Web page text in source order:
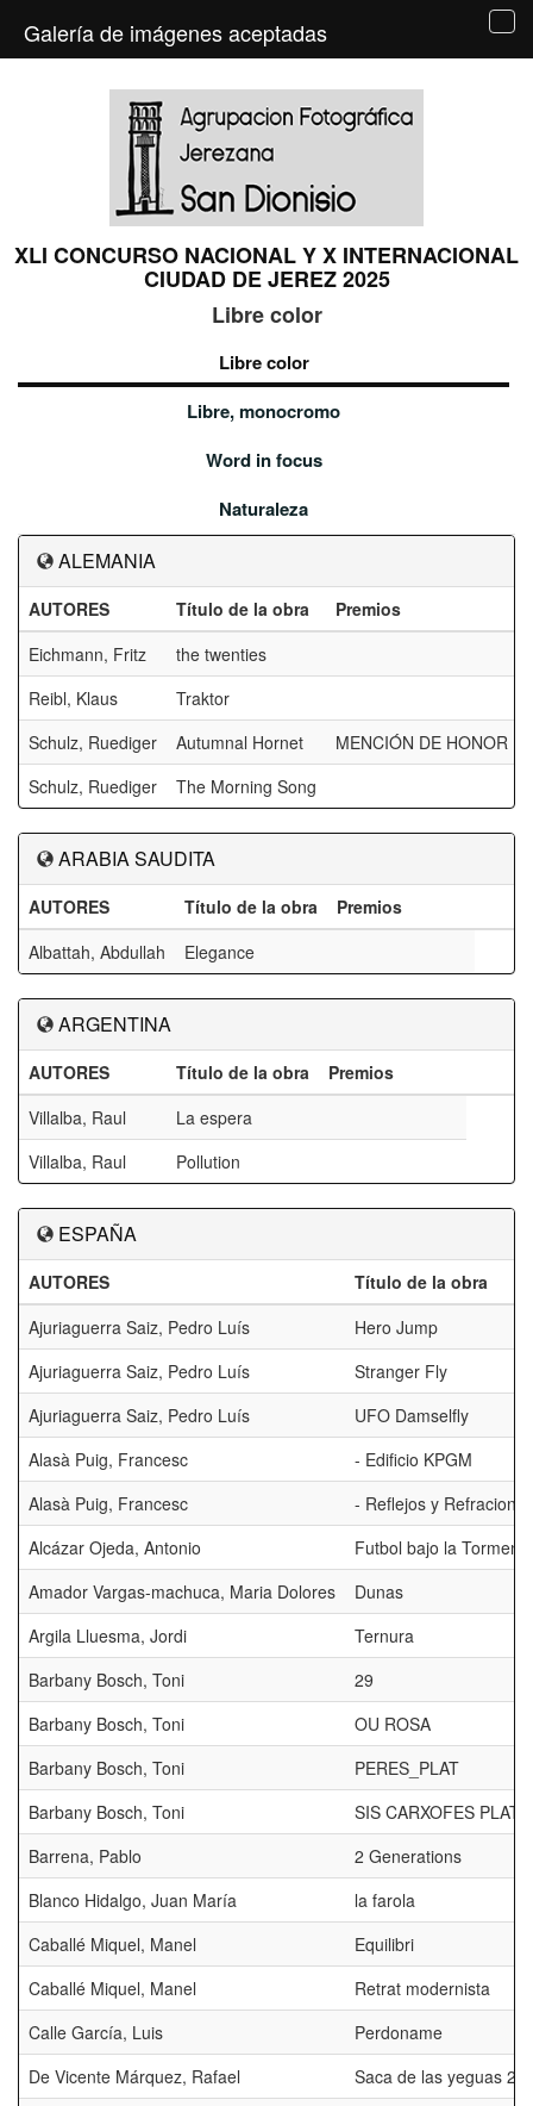
Galería de imágenes aceptadas
XLI CONCURSO NACIONAL Y X INTERNACIONAL
CIUDAD DE JEREZ 2025
Libre color
Libre color
Libre, monocromo
Word in focus
Naturaleza
ALEMANIA
AUTORES Título de la obra
Premios
Eichmann, Fritz
the twenties
Reibl, Klaus
Traktor
Schulz, Ruediger
Autumnal Hornet
MENCIÓN DE HONOR
Schulz, Ruediger
The Morning Song
ARABIA SAUDITA
AUTORES Título de la obra
Premios
Albattah, Abdullah
Elegance
ARGENTINA
AUTORES Título de la obra
Premios
Villalba, Raul
La espera
Villalba, Raul
Pollution
ESPAÑA
AUTORES
Título de la obra
Ajuriaguerra Saiz, Pedro Luís
Hero Jump
Ajuriaguerra Saiz, Pedro Luís
Stranger Fly
Ajuriaguerra Saiz, Pedro Luís
UFO Damselfly
Alasà Puig, Francesc
- Edificio KPGM
Alasà Puig, Francesc
- Reflejos y Refraciones
Alcázar Ojeda, Antonio
Futbol bajo la
Amador Vargas-machuca, Maria Dolores
Dunas
Argila Lluesma, Jordi
Ternura
Barbany Bosch, Toni
29
Barbany Bosch, Toni
OU ROSA
Barbany Bosch, Toni
PERES_PLAT
Barbany Bosch, Toni
SIS CARXOFES PLAT
Barrena, Pablo
2 Generations
Blanco Hidalgo, Juan María
la farola
Caballé Miquel, Manel
Equilibri
Caballé Miquel, Manel
Retrat modernista
Calle García, Luis
Perdoname
De Vicente Márquez, Rafael
Saca de las yeguas